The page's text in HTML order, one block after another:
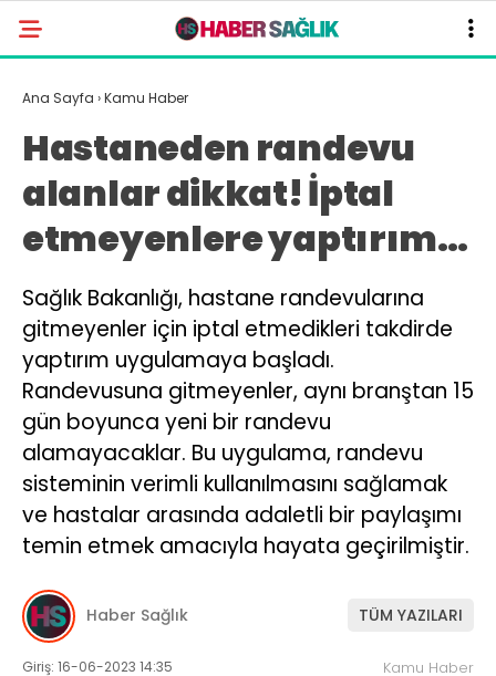
Ana Sayfa ›Kamu Haber
Hastaneden randevu
alanlar dikkat! İptal
etmeyenlere yaptırım…
Sağlık Bakanlığı, hastane randevularına
gitmeyenler için iptal etmedikleri takdirde
yaptırım uygulamaya başladı.
Randevusuna gitmeyenler, aynı branştan 15
gün boyunca yeni bir randevu
alamayacaklar. Bu uygulama, randevu
sisteminin verimli kullanılmasını sağlamak
ve hastalar arasında adaletli bir paylaşımı
temin etmek amacıyla hayata geçirilmiştir.
Haber Sağlık TÜM YAZILARI
Giriş: 16-06-2023 14:35
Kamu Haber